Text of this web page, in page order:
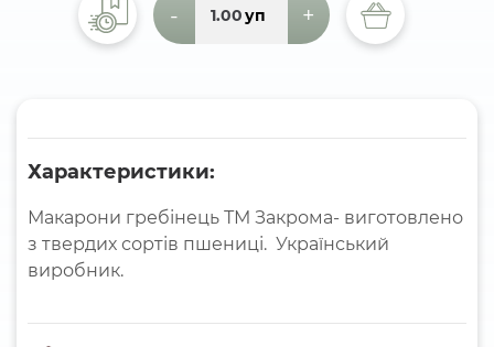
- уп +
Характеристики:
Макарони гребінець ТМ Закрома- виготовлено
з твердих сортів пшениці. Український
виробник.